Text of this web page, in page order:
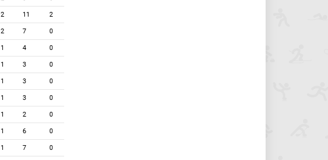
2 11 2
2 7 0
1 4 0
1 3 0
1 3 0
1 3 0
1 2 0
1 6 0
1 7 0